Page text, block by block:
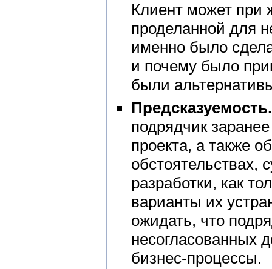
Клиент может при
проделанной для
именно было
и почему было
были
Предсказуемость.
подрядчик
проекта, а также
обстоятельствах,
разработки, как
варианты их
ожидать, что
несогласованных
бизнес-процессы.